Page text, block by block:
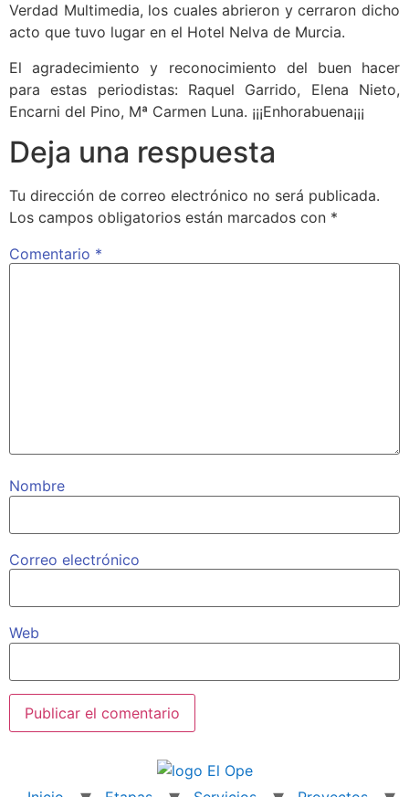
Verdad Multimedia, los cuales abrieron y cerraron dicho
acto que tuvo lugar en el Hotel Nelva de Murcia.
El agradecimiento y reconocimiento del buen hacer
para estas periodistas: Raquel Garrido, Elena Nieto,
Encarni del Pino, Mª Carmen Luna. ¡¡¡Enhorabuena¡¡¡
Deja una respuesta
Tu dirección de correo electrónico no será publicada.
Los campos obligatorios están marcados con *
Comentario *
Nombre
Correo electrónico
Web